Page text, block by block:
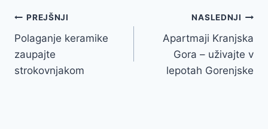
Navigacija
prispevka
PREJŠNJI
Polaganje keramike
zaupajte
strokovnjakom
NASLEDNJI
Apartmaji Kranjska
Gora – uživajte v
lepotah Gorenjske